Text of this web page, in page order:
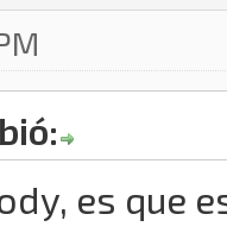
es que